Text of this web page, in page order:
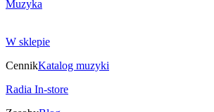
Muzyka
W sklepie
CennikKatalog muzyki
Radia In-store